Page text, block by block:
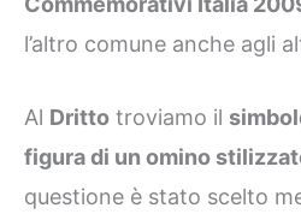
l’altro comune anche agli
Al Dritto troviamo il
figura di un omino
questione è stato scelto